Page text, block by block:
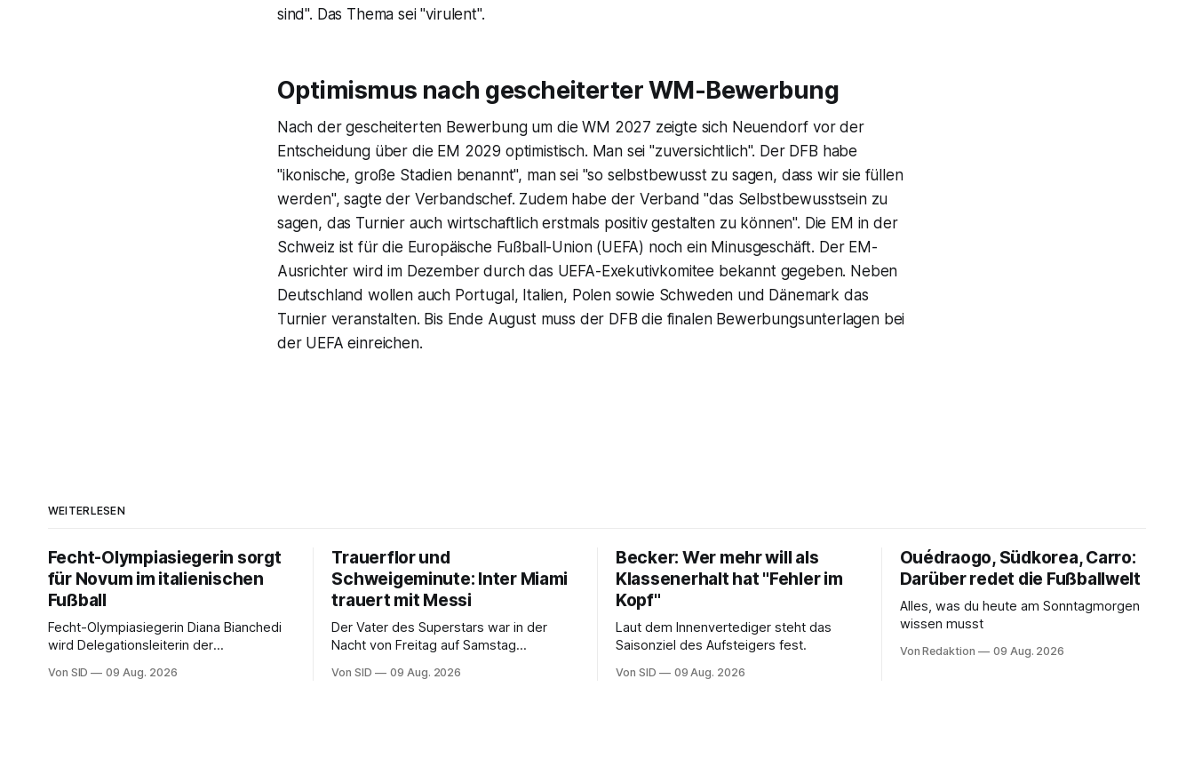
sind". Das Thema sei "virulent".
Optimismus nach gescheiterter WM-Bewerbung
Nach der gescheiterten Bewerbung um die WM 2027 zeigte sich Neuendorf vor der
Entscheidung über die EM 2029 optimistisch. Man sei "zuversichtlich". Der DFB habe
"ikonische, große Stadien benannt", man sei "so selbstbewusst zu sagen, dass wir sie füllen
werden", sagte der Verbandschef. Zudem habe der Verband "das Selbstbewusstsein zu
sagen, das Turnier auch wirtschaftlich erstmals positiv gestalten zu können". Die EM in der
Schweiz ist für die Europäische Fußball-Union (UEFA) noch ein Minusgeschäft. Der EM-
Ausrichter wird im Dezember durch das UEFA-Exekutivkomitee bekannt gegeben. Neben
Deutschland wollen auch Portugal, Italien, Polen sowie Schweden und Dänemark das
Turnier veranstalten. Bis Ende August muss der DFB die finalen Bewerbungsunterlagen bei
der UEFA einreichen.
WEITERLESEN
Fecht-Olympiasiegerin sorgt
für Novum im italienischen
Fußball
Fecht-Olympiasiegerin Diana Bianchedi
wird Delegationsleiterin der
Von SID 09 Aug. 2026
Trauerflor und
Schweigeminute: Inter Miami
trauert mit Messi
Der Vater des Superstars war in der
Nacht von Freitag auf Samstag
Kapitän bei.
Von SID 09 Aug. 2026
Becker: Wer mehr will als
Klassenerhalt hat "Fehler im
Kopf"
Laut dem Innenvertediger steht das
Saisonziel des Aufsteigers fest.
Von SID 09 Aug. 2026
Ouédraogo, Südkorea, Carro:
Darüber redet die Fußballwelt
Alles, was du heute am Sonntagmorgen
wissen musst
Von Redaktion 09 Aug. 2026